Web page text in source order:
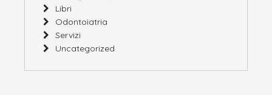
Libri
Odontoiatria
Servizi
Uncategorized